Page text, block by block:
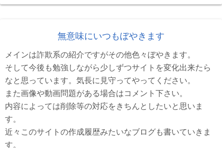
無意味にいつもぼやきます
メインは詐欺系の紹介ですがその他色々ぼやきます。
そして今後も勉強しながら少しずつサイトを変化出来たら
なと思っています。気長に見守ってやってください。
また画像や動画問題がある場合はコメント下さい。
内容によっては削除等の対応をきちんとしたいと思いま
す。
近々このサイトの作成履歴みたいなブログも書いていきま
す。